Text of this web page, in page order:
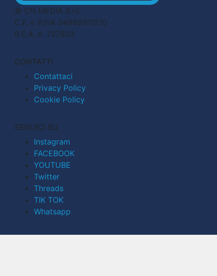
© CN MEDIA S.r.l.
C.F. e P.IVA 04998911210
R.E.A. n. 727803
CONTATTI
Contattaci
Privacy Policy
Cookie Policy
SEGUICI SU
Instagram
FACEBOOK
YOUTUBE
Twitter
Threads
TIK TOK
Whatsapp